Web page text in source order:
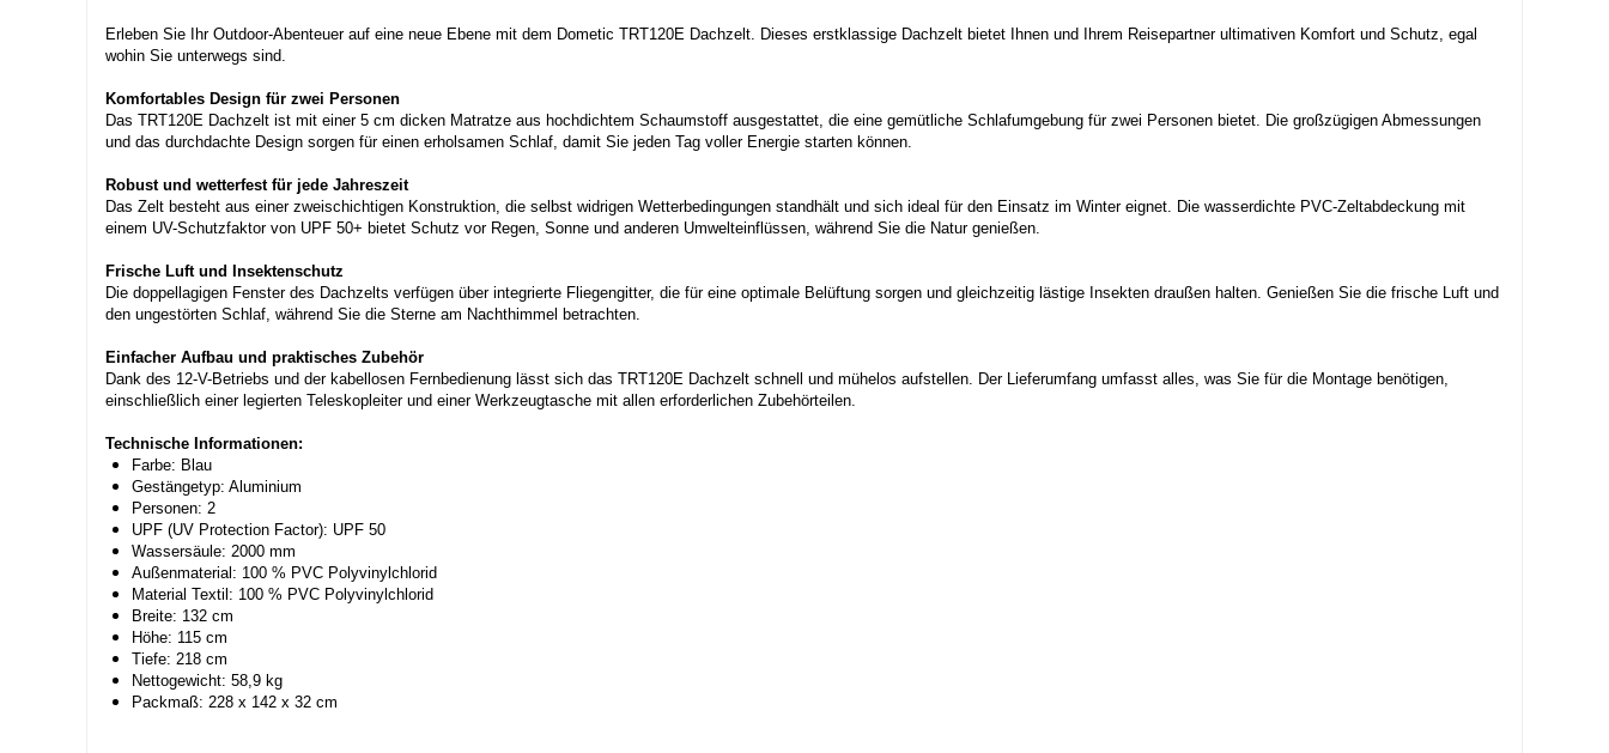
Erleben Sie Ihr Outdoor-Abenteuer auf eine neue Ebene mit dem Dometic TRT120E Dachzelt. Dieses erstklassige Dachzelt bietet Ihnen und Ihrem Reisepartner ultimativen Komfort und Schutz, egal
wohin Sie unterwegs sind.
Komfortables Design für zwei Personen
Das TRT120E Dachzelt ist mit einer 5 cm dicken Matratze aus hochdichtem Schaumstoff ausgestattet, die eine gemütliche Schlafumgebung für zwei Personen bietet. Die großzügigen Abmessungen
und das durchdachte Design sorgen für einen erholsamen Schlaf, damit Sie jeden Tag voller Energie starten können.
Robust und wetterfest für jede Jahreszeit
Das Zelt besteht aus einer zweischichtigen Konstruktion, die selbst widrigen Wetterbedingungen standhält und sich ideal für den Einsatz im Winter eignet. Die wasserdichte PVC-Zeltabdeckung mit
einem UV-Schutzfaktor von UPF 50+ bietet Schutz vor Regen, Sonne und anderen Umwelteinflüssen, während Sie die Natur genießen.
Frische Luft und Insektenschutz
Die doppellagigen Fenster des Dachzelts verfügen über integrierte Fliegengitter, die für eine optimale Belüftung sorgen und gleichzeitig lästige Insekten draußen halten. Genießen Sie die frische Luft und
den ungestörten Schlaf, während Sie die Sterne am Nachthimmel betrachten.
Einfacher Aufbau und praktisches Zubehör
Dank des 12-V-Betriebs und der kabellosen Fernbedienung lässt sich das TRT120E Dachzelt schnell und mühelos aufstellen. Der Lieferumfang umfasst alles, was Sie für die Montage benötigen,
einschließlich einer legierten Teleskopleiter und einer Werkzeugtasche mit allen erforderlichen Zubehörteilen.
Technische Informationen:
Farbe: Blau
Gestängetyp: Aluminium
Personen: 2
UPF (UV Protection Factor): UPF 50
Wassersäule: 2000 mm
Außenmaterial: 100 % PVC Polyvinylchlorid
Material Textil: 100 % PVC Polyvinylchlorid
Breite: 132 cm
Höhe: 115 cm
Tiefe: 218 cm
Nettogewicht: 58,9 kg
Packmaß: 228 x 142 x 32 cm